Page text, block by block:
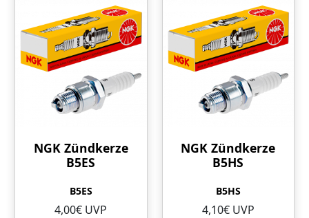
NGK Zündkerze
B5ES
B5ES
4,00€ UVP
NGK Zündkerze
B5HS
B5HS
4,10€ UVP